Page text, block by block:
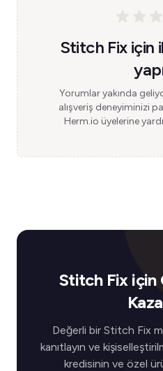
Stitch Fix için
Yorumlar yakında
alışveriş deneyiminizi
Herm.io üyelerine
Stitch Fix için
Değerli bir Stitch Fix
kanıtlayın ve
kredisinin ve özel